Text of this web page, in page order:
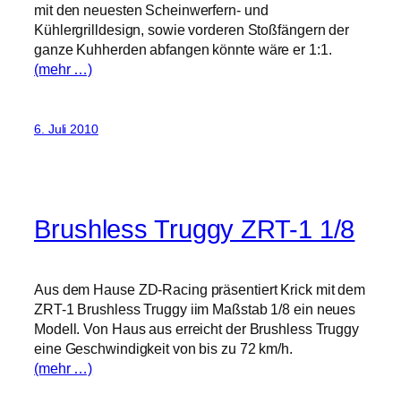
mit den neuesten Scheinwerfern- und
Kühlergrilldesign, sowie vorderen Stoßfängern der
ganze Kuhherden abfangen könnte wäre er 1:1.
(mehr …)
6. Juli 2010
Brushless Truggy ZRT-1 1/8
Aus dem Hause ZD-Racing präsentiert Krick mit dem
ZRT-1 Brushless Truggy iim Maßstab 1/8 ein neues
Modell. Von Haus aus erreicht der Brushless Truggy
eine Geschwindigkeit von bis zu 72 km/h.
(mehr …)